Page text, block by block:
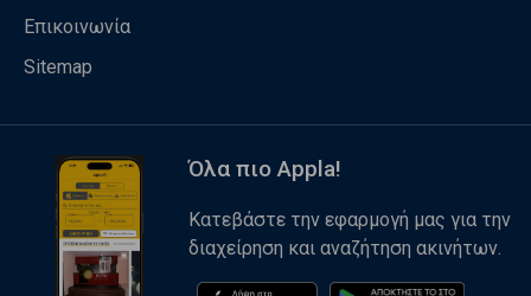
Επικοινωνία
Sitemap
Όλα πιο Appla!
Κατεβάστε την εφαρμογή μας για την
διαχείρηση και αναζήτηση ακινήτων.